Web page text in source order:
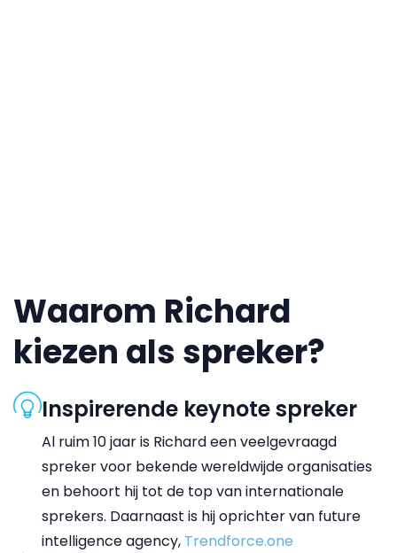
Waarom Richard
kiezen als spreker?
Inspirerende keynote spreker
Al ruim 10 jaar is Richard een veelgevraagd
spreker voor bekende wereldwijde organisaties
en behoort hij tot de top van internationale
sprekers. Daarnaast is hij oprichter van future
intelligence agency, Trendforce.one